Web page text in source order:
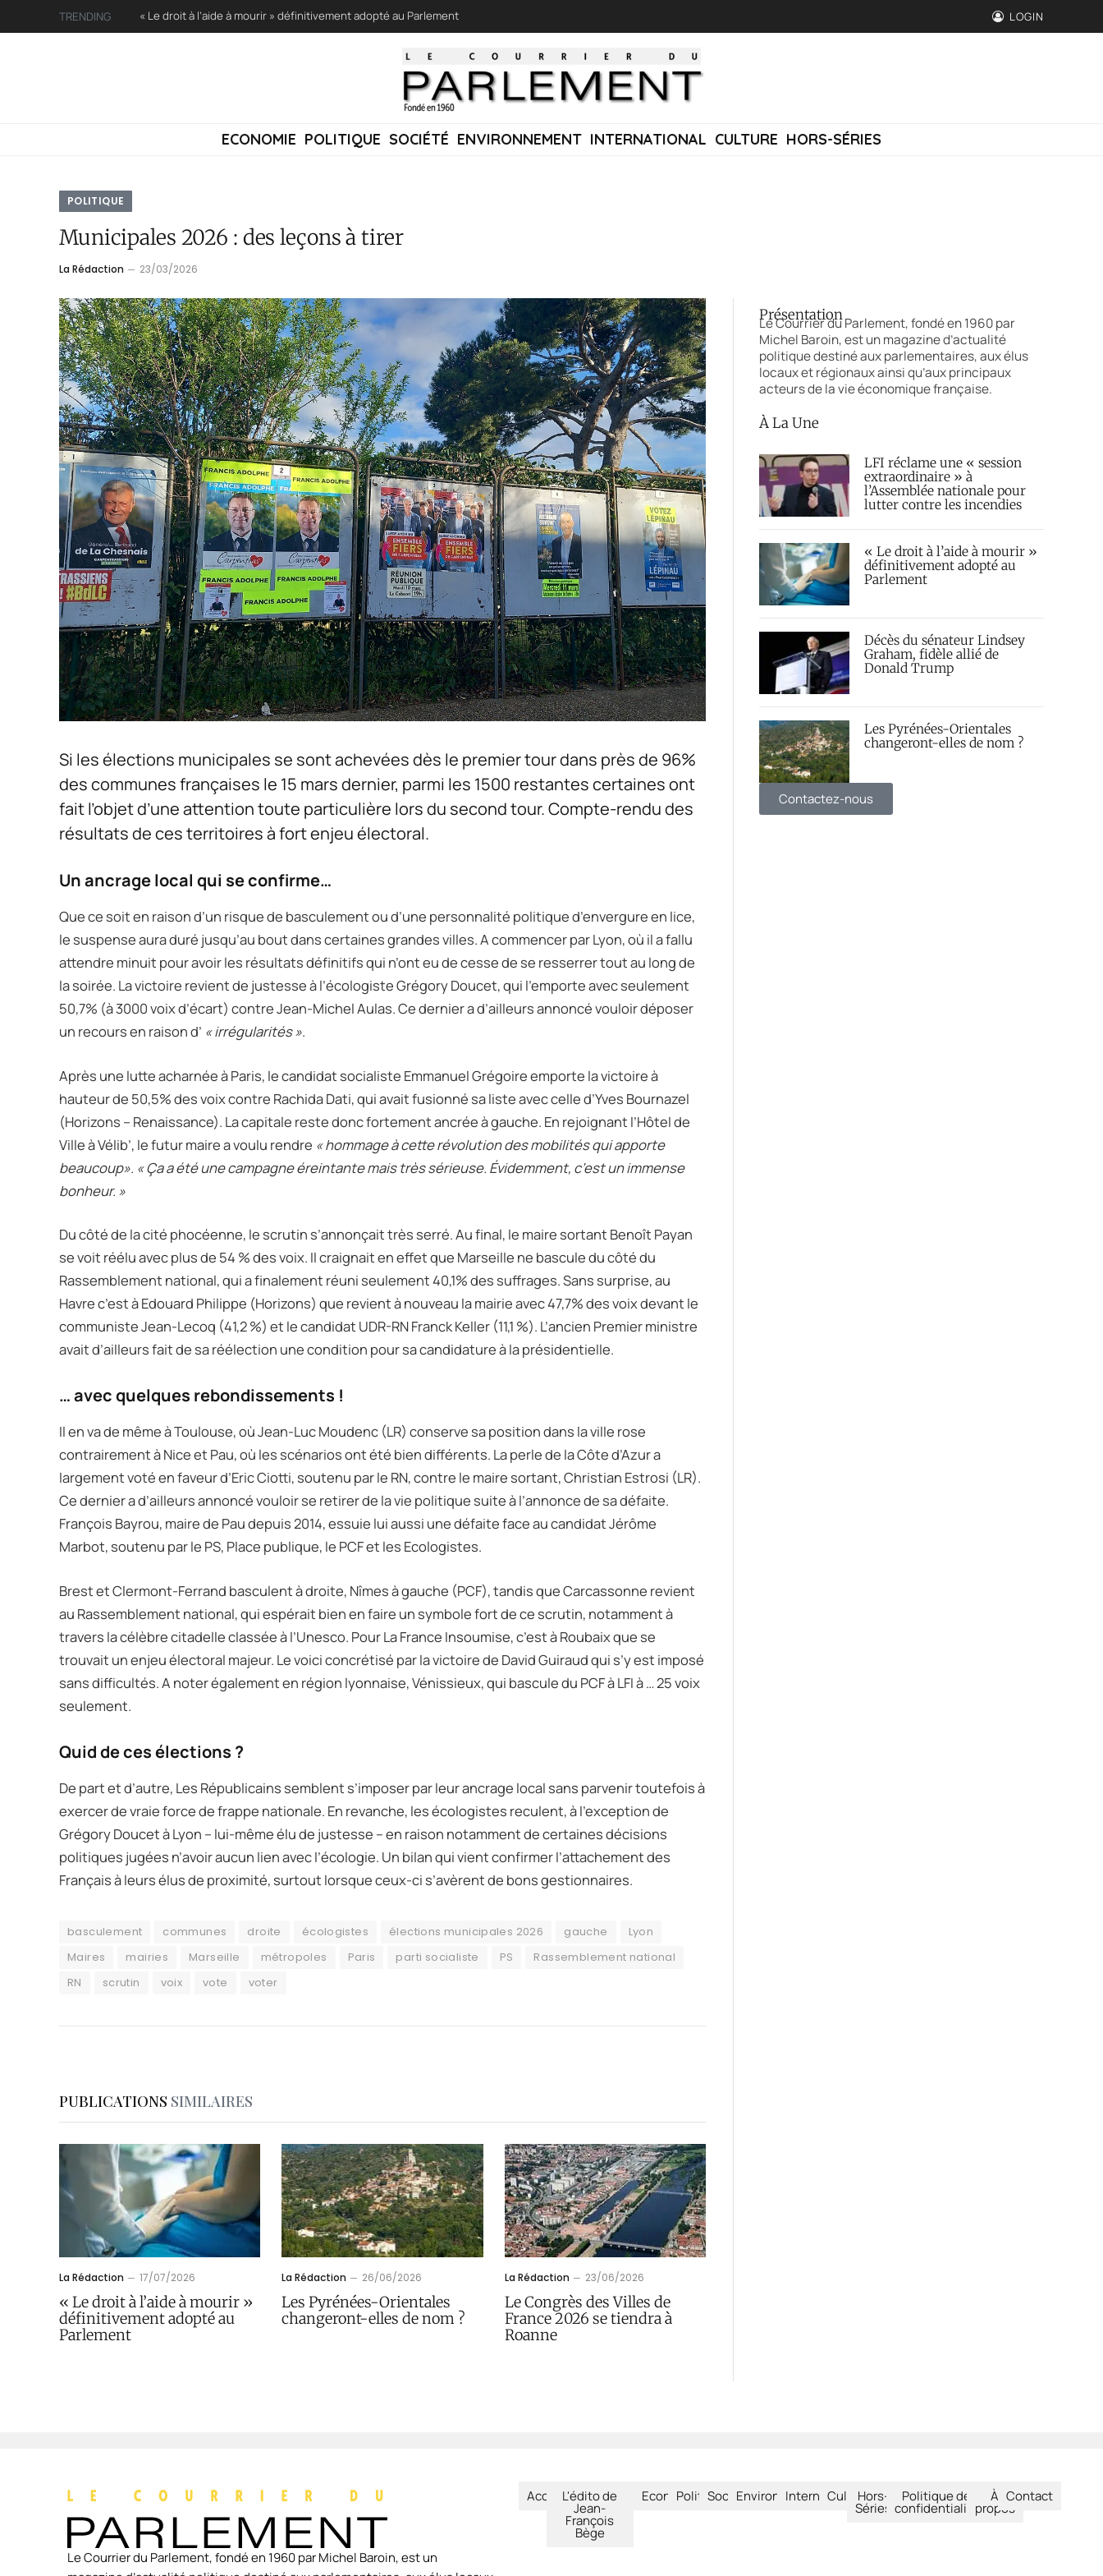
TRENDING « Le droit à l’aide à mourir » définitivement adopté au Parlement LOGIN
ECONOMIE POLITIQUE SOCIÉTÉ ENVIRONNEMENT INTERNATIONAL CULTURE HORS-SÉRIES
POLITIQUE
Municipales 2026 : des leçons à tirer
La Rédaction 23/03/2026
Si les élections municipales se sont achevées dès le premier tour dans près de 96%
des communes françaises le 15 mars dernier, parmi les 1500 restantes certaines ont
fait l’objet d’une attention toute particulière lors du second tour. Compte-rendu des
résultats de ces territoires à fort enjeu électoral.
Un ancrage local qui se confirme…
Que ce soit en raison d’un risque de basculement ou d’une personnalité politique d’envergure en lice,
le suspense aura duré jusqu’au bout dans certaines grandes villes. A commencer par Lyon, où il a fallu
attendre minuit pour avoir les résultats définitifs qui n’ont eu de cesse de se resserrer tout au long de
la soirée. La victoire revient de justesse à l’écologiste Grégory Doucet, qui l’emporte avec seulement
50,7% (à 3000 voix d’écart) contre Jean-Michel Aulas. Ce dernier a d’ailleurs annoncé vouloir déposer
un recours en raison d’ « irrégularités ».
Après une lutte acharnée à Paris, le candidat socialiste Emmanuel Grégoire emporte la victoire à
hauteur de 50,5% des voix contre Rachida Dati, qui avait fusionné sa liste avec celle d’Yves Bournazel
(Horizons – Renaissance). La capitale reste donc fortement ancrée à gauche. En rejoignant l’Hôtel de
Ville à Vélib’, le futur maire a voulu rendre « hommage à cette révolution des mobilités qui apporte
beaucoup». « Ça a été une campagne éreintante mais très sérieuse. Évidemment, c’est un immense
bonheur. »
Du côté de la cité phocéenne, le scrutin s’annonçait très serré. Au final, le maire sortant Benoît Payan
se voit réélu avec plus de 54 % des voix. Il craignait en effet que Marseille ne bascule du côté du
Rassemblement national, qui a finalement réuni seulement 40,1% des suffrages. Sans surprise, au
Havre c’est à Edouard Philippe (Horizons) que revient à nouveau la mairie avec 47,7% des voix devant le
communiste Jean-Lecoq (41,2 %) et le candidat UDR-RN Franck Keller (11,1 %). L’ancien Premier ministre
avait d’ailleurs fait de sa réélection une condition pour sa candidature à la présidentielle.
… avec quelques rebondissements !
Il en va de même à Toulouse, où Jean-Luc Moudenc (LR) conserve sa position dans la ville rose
contrairement à Nice et Pau, où les scénarios ont été bien différents. La perle de la Côte d’Azur a
largement voté en faveur d’Eric Ciotti, soutenu par le RN, contre le maire sortant, Christian Estrosi (LR).
Ce dernier a d’ailleurs annoncé vouloir se retirer de la vie politique suite à l’annonce de sa défaite.
François Bayrou, maire de Pau depuis 2014, essuie lui aussi une défaite face au candidat Jérôme
Marbot, soutenu par le PS, Place publique, le PCF et les Ecologistes.
Brest et Clermont-Ferrand basculent à droite, Nîmes à gauche (PCF), tandis que Carcassonne revient
au Rassemblement national, qui espérait bien en faire un symbole fort de ce scrutin, notamment à
travers la célèbre citadelle classée à l’Unesco. Pour La France Insoumise, c’est à Roubaix que se
trouvait un enjeu électoral majeur. Le voici concrétisé par la victoire de David Guiraud qui s’y est imposé
sans difficultés. A noter également en région lyonnaise, Vénissieux, qui bascule du PCF à LFI à … 25 voix
seulement.
Quid de ces élections ?
De part et d’autre, Les Républicains semblent s’imposer par leur ancrage local sans parvenir toutefois à
exercer de vraie force de frappe nationale. En revanche, les écologistes reculent, à l’exception de
Grégory Doucet à Lyon – lui-même élu de justesse – en raison notamment de certaines décisions
politiques jugées n’avoir aucun lien avec l’écologie. Un bilan qui vient confirmer l’attachement des
Français à leurs élus de proximité, surtout lorsque ceux-ci s’avèrent de bons gestionnaires.
basculement communes droite écologistes élections municipales 2026 gauche
Lyon
Maires
mairies Marseille métropoles Paris parti socialiste PS
Rassemblement national
RN
scrutin voix vote voter
PUBLICATIONS SIMILAIRES
La Rédaction 17/07/2026
« Le droit à l’aide à mourir »
définitivement adopté au
Parlement
La Rédaction 26/06/2026
Les Pyrénées-Orientales
changeront-elles de nom ?
La Rédaction 23/06/2026
Le Congrès des Villes de
France 2026 se tiendra à
Roanne
Présentation
Le Courrier du Parlement, fondé en 1960 par
Michel Baroin, est un magazine d’actualité
politique destiné aux parlementaires, aux élus
locaux et régionaux ainsi qu’aux principaux
acteurs de la vie économique française.
À La Une
LFI réclame une « session
extraordinaire » à
l’Assemblée nationale pour
lutter contre les incendies
« Le droit à l’aide à mourir »
définitivement adopté au
Parlement
Décès du sénateur Lindsey
Graham, fidèle allié de
Donald Trump
Les Pyrénées-Orientales
changeront-elles de nom ?
Contactez-nous
Le Courrier du Parlement, fondé en 1960 par Michel Baroin, est un
AccueilL'édito de
Jean-
François
Bège
EconomiePolitiqueSociétéEnvironnementInternational
CultureHors-
Séries
Politique de
confidentialité
À
propos
Contact